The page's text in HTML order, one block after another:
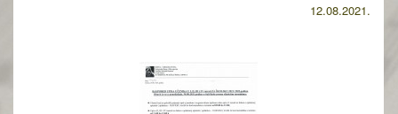
12.08.2021.